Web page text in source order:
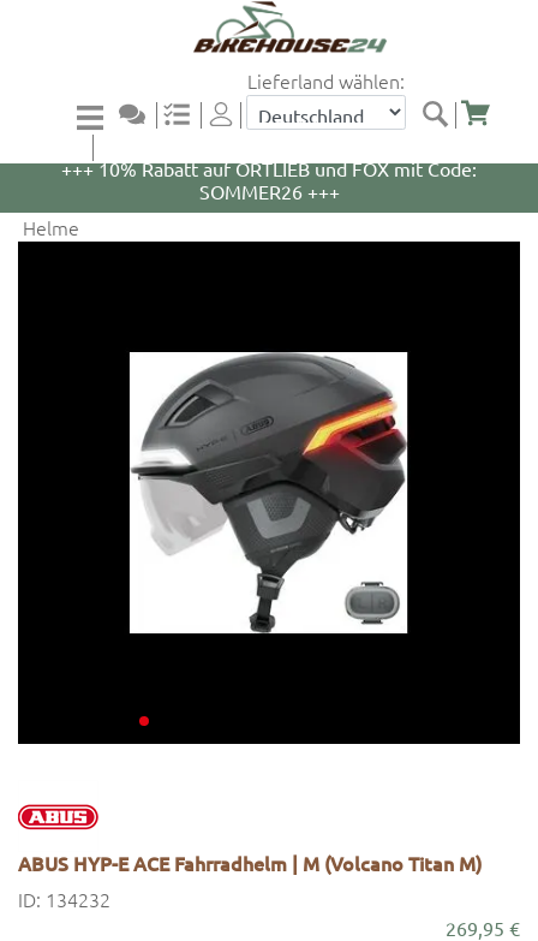
Lieferland wählen:
+++ 5% Rabatt auf WOOM Bikes und Zubehör mit
+++ 10% Rabatt auf ORTLIEB und FOX mit Code:
SOMMER26 +++
Helme
ABUS HYP-E ACE Fahrradhelm | M (Volcano Titan M)
ID: 134232
269,95 €